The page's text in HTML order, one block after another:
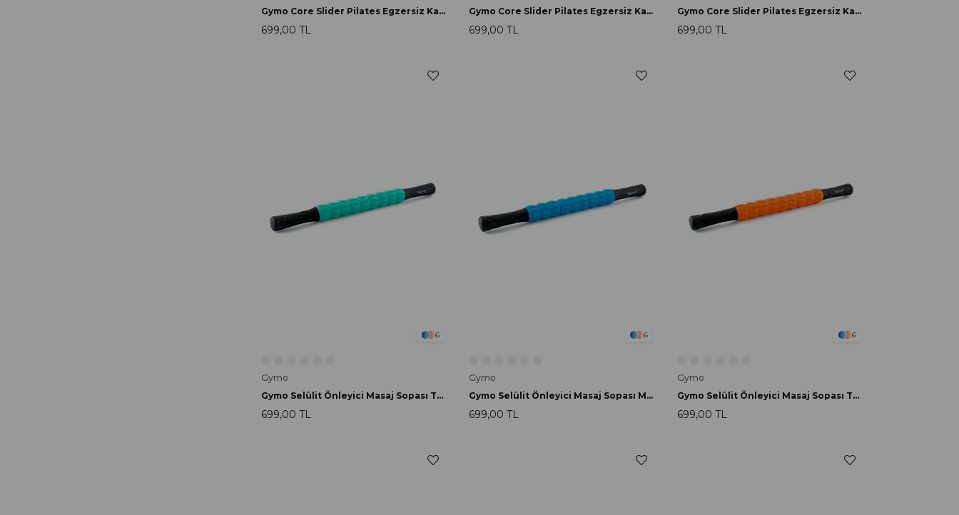
Gymo Core Slider Pilates Egzersiz Kayar Disk Siyah
699,00 TL
Gymo Core Slider Pilates Egzersiz Kayar Disk Pembe
699,00 TL
Gymo Core Slider Pilates Egzersiz Kayar Disk Turkuaz
699,00 TL
6
Gymo
Gymo Selülit Önleyici Masaj Sopası Turkuaz
699,00 TL
6
Gymo
Gymo Selülit Önleyici Masaj Sopası Mavi
699,00 TL
6
Gymo
Gymo Selülit Önleyici Masaj Sopası Turuncu
699,00 TL